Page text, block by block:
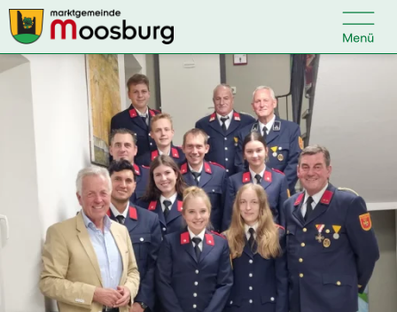
Kontakt 
Suche nach:
Startseite
Kundenservice
Ihr Anliegen